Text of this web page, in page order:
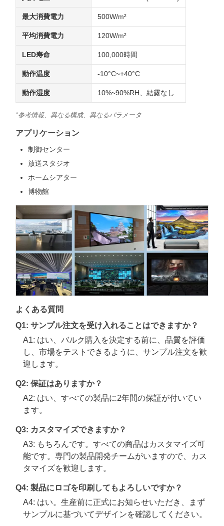
最大消費電力 500W/m²
平均消費電力 120W/m²
LED寿命 100,000時間
動作温度 -10°C~+40°C
動作湿度 10%~90%RH、結露なし
*参考情報、異なる構成、異なるパラメータ
アプリケーション
制御センター
放送スタジオ
ホームシアター
博物館
よくある質問
Q1: サンプル注文を受け入れることはできますか？
A1: はい、バルク購入を決定する前に、品質を評価
し、市場をテストできるように、サンプル注文を歓
迎します。
Q2: 保証はありますか？
A2: はい、すべての製品に2年間の保証が付いてい
ます。
Q3: カスタマイズできますか？
A3: もちろんです。すべての商品はカスタマイズ可
能です。専門の製品開発チームがいますので、カス
タマイズを歓迎します。
Q4: 製品にロゴを印刷してもよろしいですか？
A4: はい。生産前に正式にお知らせいただき、まず
サンプルに基づいてデザインを確認してください。